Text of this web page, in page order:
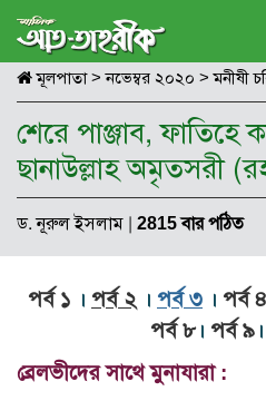
মূলপাতা> নভেম্বর ২০২০ > মনীষী
শেরে পাঞ্জাব, ফাতিহে
ছানাউল্লাহ অমৃতসরী
ড. নূরুল ইসলাম | 2815 বার পঠিত
পর্ব ১ । পর্ব ২ । পর্ব ৩ । পর্ব ৪
পর্ব ৮। পর্ব ৯ ।
ব্রেলভীদের সাথে মুনাযারা :